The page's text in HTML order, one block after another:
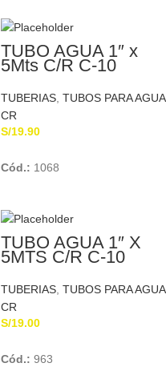
TUBO AGUA 1″ x
5Mts C/R C-10
TUBERIAS, TUBOS PARA AGUA
CR
S/19.90
Cód.: 1068
TUBO AGUA 1″ X
5MTS C/R C-10
TUBERIAS, TUBOS PARA AGUA
CR
S/19.00
Cód.: 963